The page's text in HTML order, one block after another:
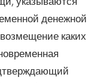
денежной
каких